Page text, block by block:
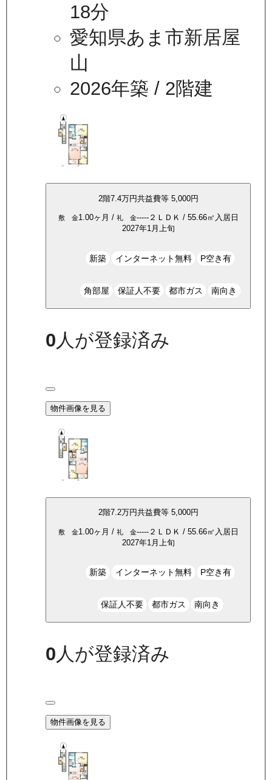
18分
愛知県あま市新居屋
山
2026年築 / 2階建
2階7.4万円共益費等 5,000円
敷 金1.00ヶ月 / 礼 金-----２ＬＤＫ / 55.66㎡ 入居日
2027年1月上旬
新築 インターネット無料 P空き有
角部屋 保証人不要 都市ガス 南向き
0 人が登録済み
物件画像を見る
2階7.2万円共益費等 5,000円
敷 金1.00ヶ月 / 礼 金-----２ＬＤＫ / 55.66㎡ 入居日
2027年1月上旬
新築 インターネット無料 P空き有
保証人不要 都市ガス 南向き
0人が登録済み
物件画像を見る